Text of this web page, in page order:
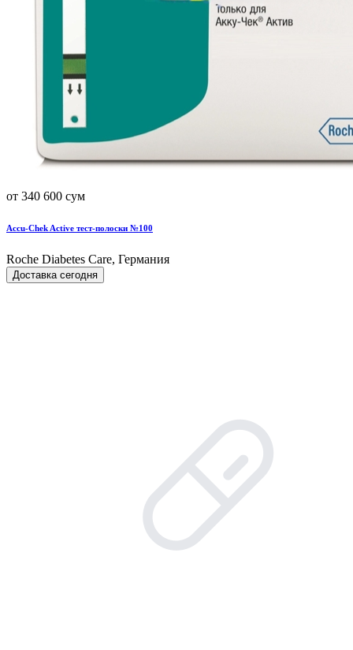
от 340 600 сум
Accu-Chek Active тест-полоски №100
Roche Diabetes Care, Германия
Доставка сегодня